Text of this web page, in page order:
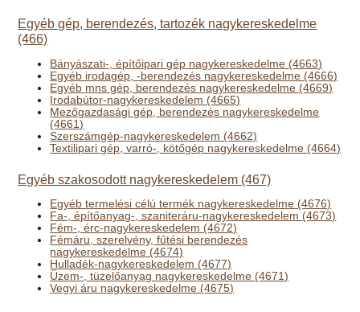
Egyéb gép, berendezés, tartozék nagykereskedelme
(466)
Bányászati-, építőipari gép nagykereskedelme (4663)
Egyéb irodagép, -berendezés nagykereskedelme (4666)
Egyéb mns gép, berendezés nagykereskedelme (4669)
Irodabútor-nagykereskedelem (4665)
Mezőgazdasági gép, berendezés nagykereskedelme
(4661)
Szerszámgép-nagykereskedelem (4662)
Textilipari gép, varró-, kötőgép nagykereskedelme (4664)
Egyéb szakosodott nagykereskedelem (467)
Egyéb termelési célú termék nagykereskedelme (4676)
Fa-, építőanyag-, szaniteráru-nagykereskedelem (4673)
Fém-, érc-nagykereskedelem (4672)
Fémáru, szerelvény, fűtési berendezés
nagykereskedelme (4674)
Hulladék-nagykereskedelem (4677)
Üzem-, tüzelőanyag nagykereskedelme (4671)
Vegyi áru nagykereskedelme (4675)